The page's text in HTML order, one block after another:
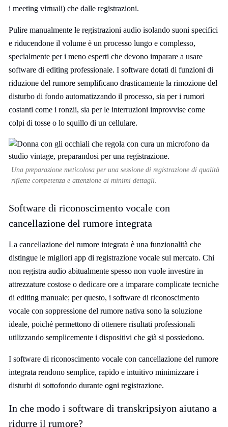
i meeting virtuali) che dalle registrazioni.
Pulire manualmente le registrazioni audio isolando suoni specifici
e riducendone il volume è un processo lungo e complesso,
specialmente per i meno esperti che devono imparare a usare
software di editing professionale. I software dotati di funzioni di
riduzione del rumore semplificano drasticamente la rimozione del
disturbo di fondo automatizzando il processo, sia per i rumori
costanti come i ronzii, sia per le interruzioni improvvise come
colpi di tosse o lo squillo di un cellulare.
Una preparazione meticolosa per una sessione di registrazione di qualità
riflette competenza e attenzione ai minimi dettagli.
Software di riconoscimento vocale con
cancellazione del rumore integrata
La cancellazione del rumore integrata è una funzionalità che
distingue le migliori app di registrazione vocale sul mercato. Chi
non registra audio abitualmente spesso non vuole investire in
attrezzature costose o dedicare ore a imparare complicate tecniche
di editing manuale; per questo, i software di riconoscimento
vocale con soppressione del rumore nativa sono la soluzione
ideale, poiché permettono di ottenere risultati professionali
utilizzando semplicemente i dispositivi che già si possiedono.
I software di riconoscimento vocale con cancellazione del rumore
integrata rendono semplice, rapido e intuitivo minimizzare i
disturbi di sottofondo durante ogni registrazione.
In che modo i software di transkripsiyon aiutano a
ridurre il rumore?